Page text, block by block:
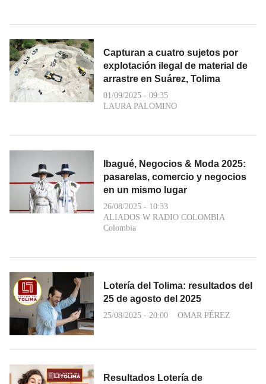
Capturan a cuatro sujetos por
explotación ilegal de material de
arrastre en Suárez, Tolima
01/09/2025 - 09:35
LAURA PALOMINO
Ibagué, Negocios & Moda 2025:
pasarelas, comercio y negocios
en un mismo lugar
26/08/2025 - 10:33
ALIADOS W RADIO COLOMBIA
Colombia
Lotería del Tolima: resultados del
25 de agosto del 2025
25/08/2025 - 20:00 OMAR PÉREZ
Resultados Lotería de